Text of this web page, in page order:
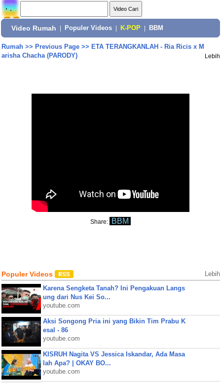
Video Rumah Populer Videos K-POP BBM
Rumah>> Previous Page>> ETA TERANGKANLAH - Ria Ricis x M
arisha Chacha (PARODY)
Lebih
Share: BBM
Populer Videos Lebih
Karena Sengketa Tanah? Ini Pengakuan Langs
ung dari Nus Kei So...
youtube.com
Aksi Songong Pria ini yang Bikin Tim Prabu K
esal - 86
youtube.com
KISRUH Nagita VS Jessica Iskandar, Ada Masa
lah Apa? | OKAY BO...
youtube.com